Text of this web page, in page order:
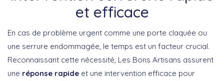
et efficace
En cas de problème urgent comme une porte claquée ou
une serrure endommagée, le temps est un facteur crucial.
Reconnaissant cette nécessité, Les Bons Artisans assurent
une réponse rapide et une intervention efficace pour